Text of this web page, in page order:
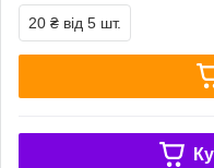
20 ₴ від 5 шт.